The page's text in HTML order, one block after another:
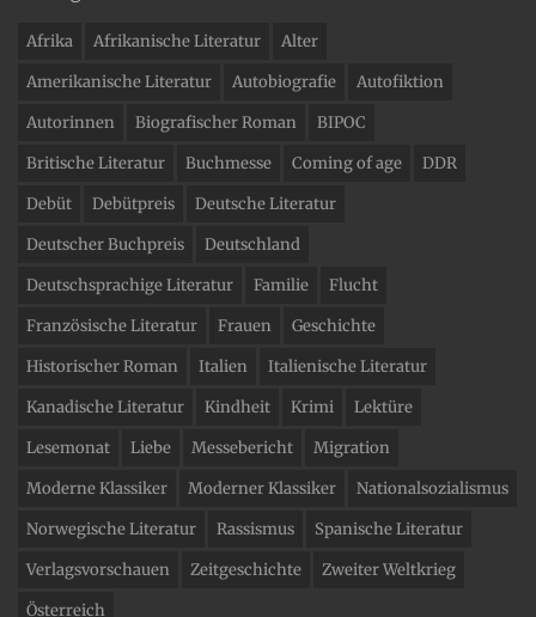
Afrika Afrikanische Literatur
Alter
Amerikanische Literatur
Autobiografie
Autofiktion
Autorinnen
Biografischer Roman
BIPOC
Britische Literatur
Buchmesse Coming of age
DDR
Debüt
Debütpreis
Deutsche Literatur
Deutscher Buchpreis
Deutschland
Deutschsprachige Literatur
Familie
Flucht
Französische Literatur
Frauen
Geschichte
Historischer Roman
Italien
Italienische Literatur
Kanadische Literatur
Kindheit Krimi
Lektüre
Lesemonat
Liebe Messebericht
Migration
Moderne Klassiker
Moderner Klassiker
Nationalsozialismus
Norwegische Literatur
Rassismus
Spanische Literatur
Verlagsvorschauen
Zeitgeschichte
Zweiter Weltkrieg
Österreich